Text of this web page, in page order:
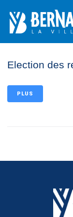
Election des
PLUS